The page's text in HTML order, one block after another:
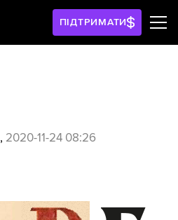
ПІДТРИМАТИ
, 2020-11-24 08:26